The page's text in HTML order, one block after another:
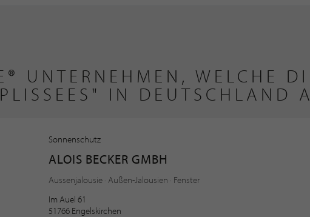
UNTERNEHMEN, WELCHE
IN DEUTSCHLAND
Sonnenschutz
ALOIS BECKER GMBH
Aussenjalousie · Außen-Jalousien · Fenster
Im Auel 61
51766 Engelskirchen